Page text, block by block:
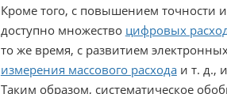
Кроме того, с повышением точности
доступно множество цифровых
то же время, с развитием
измерения массового расходаи т. д.,
Таким образом, систематическое